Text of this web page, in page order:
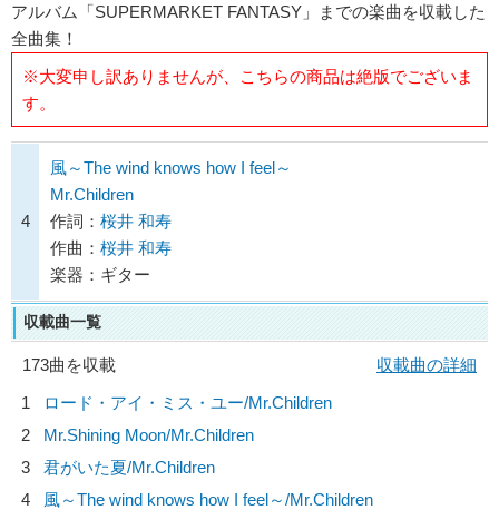
アルバム「SUPERMARKET FANTASY」までの楽曲を収載した
全曲集！
※大変申し訳ありませんが、こちらの商品は絶版でございま
す。
4
風～The wind knows how I feel～
Mr.Children
作詞： 桜井 和寿
作曲： 桜井 和寿
楽器：ギター
収載曲一覧
173曲を収載
収載曲の詳細
1
ロード・アイ・ミス・ユー/Mr.Children
2
Mr.Shining Moon/Mr.Children
3
君がいた夏/Mr.Children
4
風～The wind knows how I feel～/Mr.Children